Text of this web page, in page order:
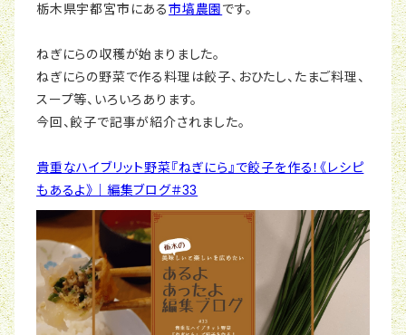
栃木県宇都宮市にある市塙農園です。
ねぎにらの収穫が始まりました。
ねぎにらの野菜で作る料理は餃子、おひたし、たまご料理、
スープ等、いろいろあります。
今回、餃子で記事が紹介されました。
貴重なハイブリット野菜『ねぎにら』で餃子を作る！《レシピ
もあるよ》｜編集ブログ＃33